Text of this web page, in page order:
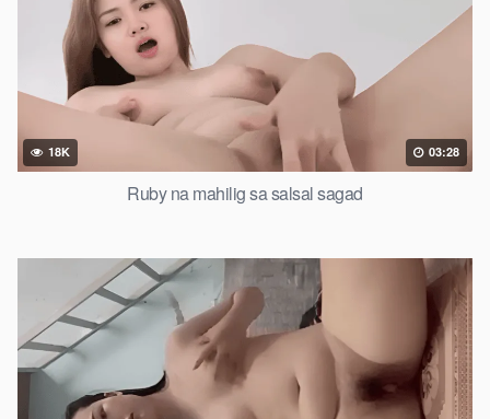
18K 03:28
Ruby na mahilig sa salsal sagad